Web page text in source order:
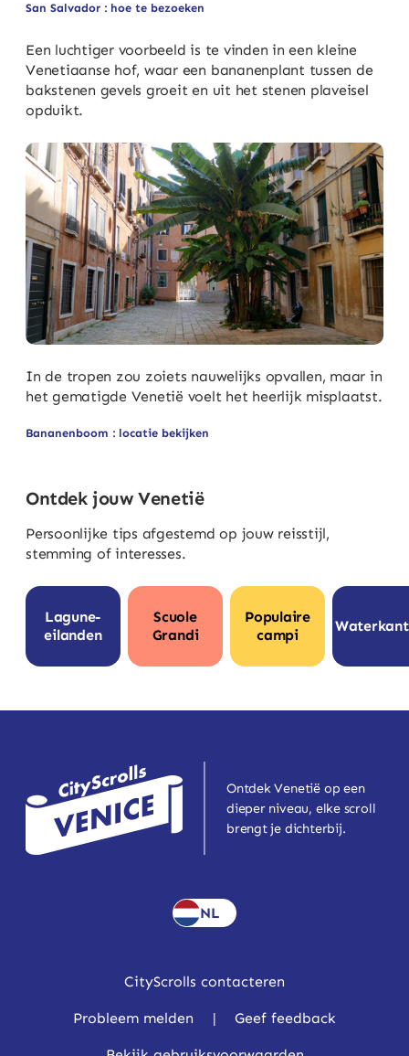
San Salvador : hoe te bezoeken
Een luchtiger voorbeeld is te vinden in een kleine
Venetiaanse hof, waar een bananenplant tussen de
bakstenen gevels groeit en uit het stenen plaveisel
opduikt.
In de tropen zou zoiets nauwelijks opvallen, maar in
het gematigde Venetië voelt het heerlijk misplaatst.
Bananenboom : locatie bekijken
Ontdek jouw Venetië
Persoonlijke tips afgestemd op jouw reisstijl,
stemming of interesses.
Lagune-
eilanden
Scuole
Grandi
Populaire
campi
Ontdek Venetië op een
dieper niveau, elke scroll
brengt je dichterbij.
NL
CityScrolls contacteren
Probleem melden | Geef feedback